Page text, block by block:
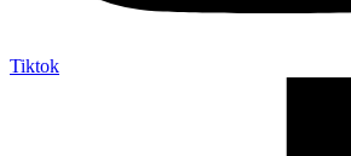
Tiktok